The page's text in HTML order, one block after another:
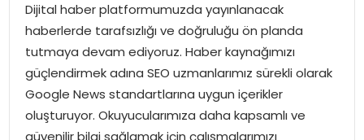
EĞITIM
MAGAZIN
SPOR
Dijital haber platformumuzda yayınlanacak
haberlerde tarafsızlığı ve doğruluğu ön planda
tutmaya devam ediyoruz. Haber kaynağımızı
güçlendirmek adına SEO uzmanlarımız sürekli olarak
Google News standartlarına uygun içerikler
oluşturuyor. Okuyucularımıza daha kapsamlı ve
güvenilir bilgi sağlamak için çalışmalarımızı